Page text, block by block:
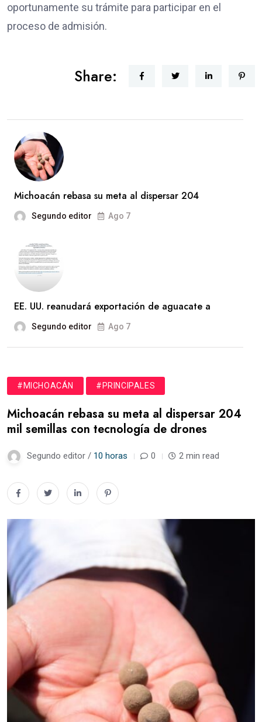
oportunamente su trámite para participar en el
proceso de admisión.
Share:
Michoacán rebasa su meta al dispersar 204
Segundo editor Ago 7
EE. UU. reanudará exportación de aguacate a
Segundo editor Ago 7
#MICHOACÁN #PRINCIPALES
Michoacán rebasa su meta al dispersar 204
mil semillas con tecnología de drones
Segundo editor / 10 horas 0 2 min read